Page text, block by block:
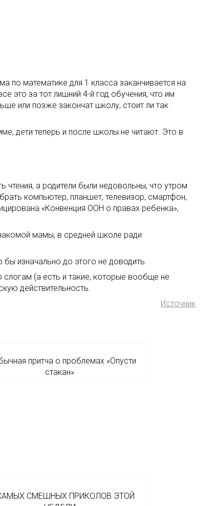
по математике для 1 класса заканчивается на
это за тот лишний 4-й год обучения, что им
или позже закончат школу, стоит ли так
дети теперь и после школы не читают. Это в
а родители были недовольны, что утром
компьютер, планшет, телевизор, смартфон,
«Конвенция ООН о правах ребенка»,
мамы, в средней школе ради
изначально до этого не доводить.
(а есть и такие, которые вообще не
действительность.
Источник
притча о проблемах «Опусти
стакан»
СМЕШНЫХ ПРИКОЛОВ ЭТОЙ